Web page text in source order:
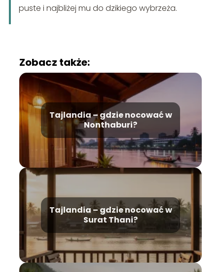
puste i najbliżej mu do dzikiego wybrzeża.
Zobacz także:
Tajlandia – gdzie nocować w
Nonthaburi?
Tajlandia – gdzie nocować w
Surat Thani?